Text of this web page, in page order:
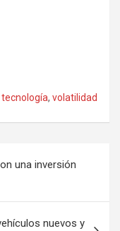
tecnología, volatilidad
una inversión
nuevos y